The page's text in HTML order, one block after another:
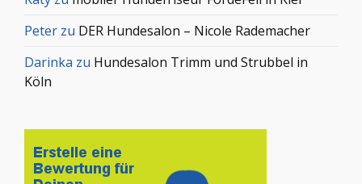
Peter zu DER Hundesalon – Nicole Rademacher
Darinka zu Hundesalon Trimm und Strubbel in
Köln